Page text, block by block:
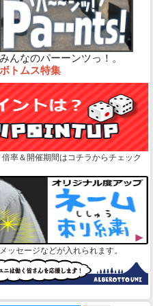
みんなのパーーンツっ！。
ボトムス特集
率＆開催期間はコチラからチェック
ッセージなどが入れられます。